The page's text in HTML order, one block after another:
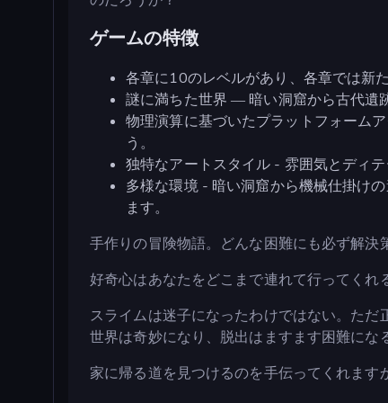
ゲームの特徴
各章に10のレベルがあり、各章では新
謎に満ちた世界 ― 暗い洞窟から古代遺
物理演算に基づいたプラットフォーム
う。
独特なアートスタイル - 雰囲気とディ
多様な環境 - 暗い洞窟から機械仕掛け
ます。
手作りの冒険物語。どんな困難にも必ず解決
好奇心はあなたをどこまで連れて行ってくれ
スライムは迷子になったわけではない。ただ
世界は奇妙になり、脱出はますます困難にな
家に帰る道を見つけるのを手伝ってくれます